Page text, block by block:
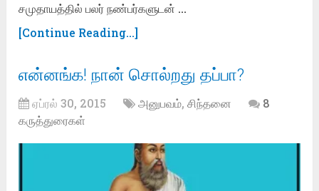
சமுதாயத்தில் பலர் நண்பர்களுடன் …
[Continue Reading...]
என்னங்க! நான் சொல்றது தப்பா?
ஏப்ரல் 30, 2015 அனுபவம்,சிந்தனை
8
கருத்துரைகள்